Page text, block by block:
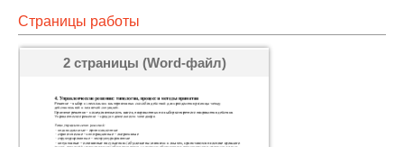
Страницы работы
2 страницы (Word-файл)